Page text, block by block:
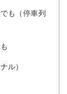
も（停車列
ル）